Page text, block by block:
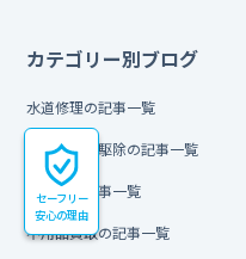
セーフリー
安心の理由
カテゴリー別ブログ
水道修理の記事一覧
害虫・害獣駆除の記事一覧
引越しの記事一覧
不用品買取の記事一覧